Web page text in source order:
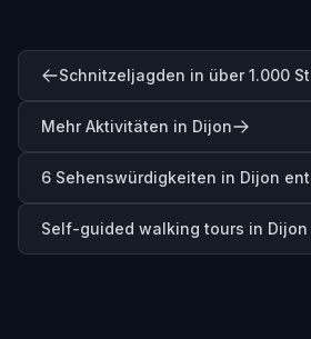
Schnitzeljagden in über 1.000
Mehr Aktivitäten in Dijon
6 Sehenswürdigkeiten in Dijon
Self-guided walking tours in Dijon